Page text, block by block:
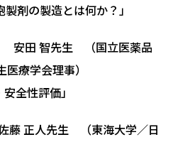
剤の製造とは何か？」
安田 智先生 （国立医薬品
療学会理事）
全性評価」
藤 正人先生 （東海大学／日